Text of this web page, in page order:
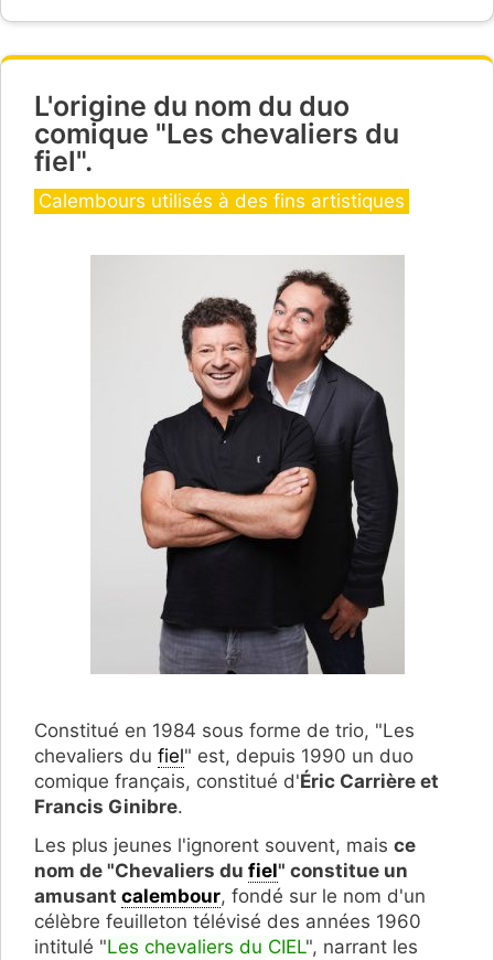
L'origine du nom du duo
comique "Les chevaliers du
fiel".
Catégories
Calembours utilisés à des fins artistiques
Constitué en 1984 sous forme de trio, "Les
chevaliers du fiel" est, depuis 1990 un duo
comique français, constitué d'Éric Carrière et
Francis Ginibre.
Les plus jeunes l'ignorent souvent, mais ce
nom de "Chevaliers du fiel" constitue un
amusant calembour, fondé sur le nom d'un
célèbre feuilleton télévisé des années 1960
intitulé "Les chevaliers du CIEL", narrant les